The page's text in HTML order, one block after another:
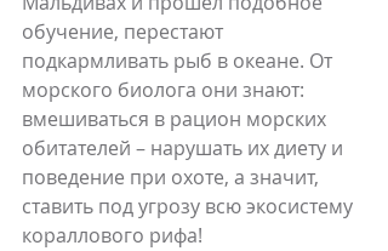
обучение, перестают
подкармливать рыб в океане. От
морского биолога они знают:
вмешиваться в рацион морских
обитателей – нарушать их диету и
поведение при охоте, а значит,
ставить под угрозу всю экосистему
кораллового рифа!